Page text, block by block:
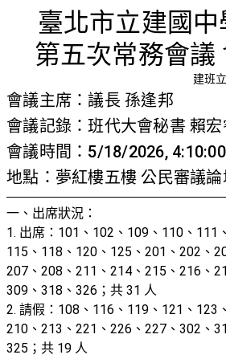
檢視法令 檢視公文 評委文書關於與使用條
第五
臺北市立建國
第五次常務會議
建班
會議主席：議長 孫逢邦
會議記錄：班代大會秘書 賴宏
會議時間：5/18/2026,
地點：夢紅樓五樓 公民審議論
一、出席狀況：
1. 出席：101、102、109、110、111
115、118、120、125、201、202、
207、208、211、214、215、216、
309、318、326；共 31 人
2. 請假：108、116、119、121、123
210、213、221、226、227、302、
325；共 19 人